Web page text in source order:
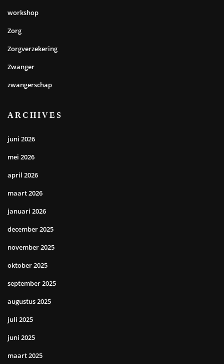
workshop
Zorg
Zorgverzekering
Zwanger
zwangerschap
ARCHIVES
juni 2026
mei 2026
april 2026
maart 2026
januari 2026
december 2025
november 2025
oktober 2025
september 2025
augustus 2025
juli 2025
juni 2025
maart 2025